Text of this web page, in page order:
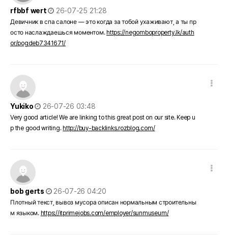
rfbbf wert
작성일
26-07-25 21:28
Девичник в спа салоне — это когда за тобой ухаживают, а ты пр
осто наслаждаешься моментом. https://negomboproperty.lk/auth
or/pogdeb7341671/
Yukiko
작성일
26-07-26 03:48
Very good article! We are linking to this great post on our site. Keep u
p the good writing. http://buy-backlinks.rozblog.com/
bob gerts
작성일
26-07-26 04:20
Плотный текст, вывоз мусора описан нормальным строительны
м языком. https://itprimejobs.com/employer/sunmuseum/